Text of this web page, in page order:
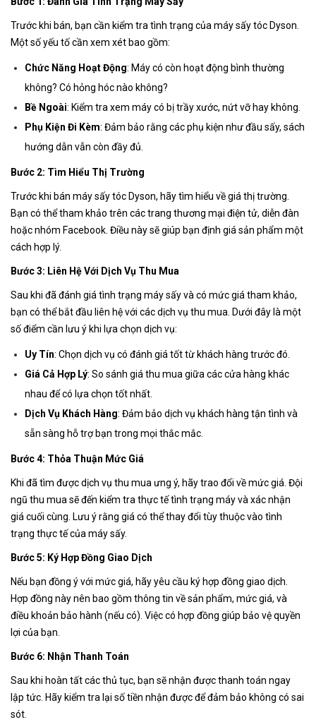
Trước khi bán, bạn cần kiểm tra tình trạng của máy sấy tóc Dyson.
Một số yếu tố cần xem xét bao gồm:
Chức Năng Hoạt Động: Máy có còn hoạt động bình thường
không? Có hỏng hóc nào không?
Bề Ngoài: Kiểm tra xem máy có bị trầy xước, nứt vỡ hay không.
Phụ Kiện Đi Kèm: Đảm bảo rằng các phụ kiện như đầu sấy, sách
hướng dẫn vẫn còn đầy đủ.
Bước 2: Tìm Hiểu Thị Trường
Trước khi bán máy sấy tóc Dyson, hãy tìm hiểu về giá thị trường.
Bạn có thể tham khảo trên các trang thương mại điện tử, diễn đàn
hoặc nhóm Facebook. Điều này sẽ giúp bạn định giá sản phẩm một
cách hợp lý.
Bước 3: Liên Hệ Với Dịch Vụ Thu Mua
Sau khi đã đánh giá tình trạng máy sấy và có mức giá tham khảo,
bạn có thể bắt đầu liên hệ với các dịch vụ thu mua. Dưới đây là một
số điểm cần lưu ý khi lựa chọn dịch vụ:
Uy Tín: Chọn dịch vụ có đánh giá tốt từ khách hàng trước đó.
Giá Cả Hợp Lý: So sánh giá thu mua giữa các cửa hàng khác
nhau để có lựa chọn tốt nhất.
Dịch Vụ Khách Hàng: Đảm bảo dịch vụ khách hàng tận tình và
sẵn sàng hỗ trợ bạn trong mọi thắc mắc.
Bước 4: Thỏa Thuận Mức Giá
Khi đã tìm được dịch vụ thu mua ưng ý, hãy trao đổi về mức giá. Đội
ngũ thu mua sẽ đến kiểm tra thực tế tình trạng máy và xác nhận
giá cuối cùng. Lưu ý rằng giá có thể thay đổi tùy thuộc vào tình
trạng thực tế của máy sấy.
Bước 5: Ký Hợp Đồng Giao Dịch
Nếu bạn đồng ý với mức giá, hãy yêu cầu ký hợp đồng giao dịch.
Hợp đồng này nên bao gồm thông tin về sản phẩm, mức giá, và
điều khoản bảo hành (nếu có). Việc có hợp đồng giúp bảo vệ quyền
lợi của bạn.
Bước 6: Nhận Thanh Toán
Sau khi hoàn tất các thủ tục, bạn sẽ nhận được thanh toán ngay
lập tức. Hãy kiểm tra lại số tiền nhận được để đảm bảo không có sai
sót.